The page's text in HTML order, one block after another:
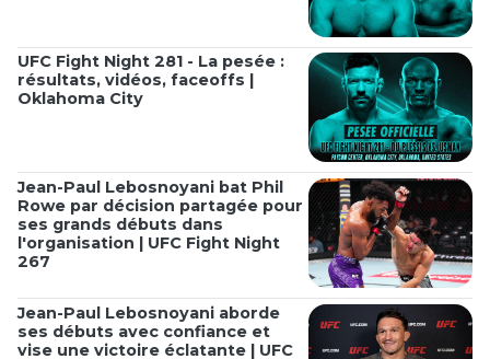
UFC Fight Night 281 - La pesée :
résultats, vidéos, faceoffs |
Oklahoma City
Jean-Paul Lebosnoyani bat Phil
Rowe par décision partagée pour
ses grands débuts dans
l'organisation | UFC Fight Night
267
Jean-Paul Lebosnoyani aborde
ses débuts avec confiance et
vise une victoire éclatante | UFC